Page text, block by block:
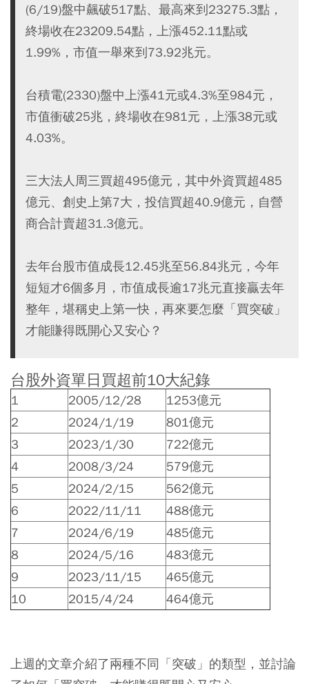
(6/19)盤中飆破517點、最高來到23275.3點，
終場收在23209.54點，上漲452.11點或
1.99%，市值一舉來到73.92兆元。
台積電(2330)盤中上漲41元或4.3%至984元，
市值衝破25兆，終場收在981元，上漲38元或
4.03%。
三大法人周三買超495億元，其中外資買超485
億元、創史上第7大，投信買超40.9億元，自營
商合計賣超31.3億元。
去年台股市值成長12.45兆至56.84兆元，今年
短短才6個多月，市值成長逾17兆元直接贏去年
整年，堪稱史上第一快，再來要怎麼「買突破」
才能賺得既開心又安心？
台股外資單日買超前10大紀錄
1 2005/12/28
1253億元
2
2024/1/19
801億元
3
2023/1/30
722億元
4
2008/3/24
579億元
5
2024/2/15
562億元
6
2022/11/11
488億元
7
2024/6/19 485億元
8
2024/5/16
483億元
9
2023/11/15
465億元
10
2015/4/24 464億元
上週的文章介紹了兩種不同「突破」的類型，並討論